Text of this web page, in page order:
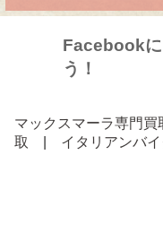
Facebookに
う！
マックスマーラ専門買
取
イタリアンバ